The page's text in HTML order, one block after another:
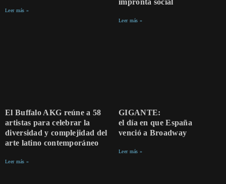
Leer más »
Leer más »
El Buffalo AKG reúne a 58
artistas para celebrar la
diversidad y complejidad del
arte latino contemporáneo
Leer más »
GIGANTE:
el día en que España
venció a Broadway
Leer más »